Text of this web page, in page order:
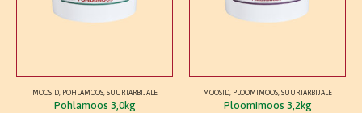
MOOSID, POHLAMOOS, SUURTARBIJALE
Pohlamoos 3,0kg
MOOSID, PLOOMIMOOS, SUURTARBIJALE
Ploomimoos 3,2kg